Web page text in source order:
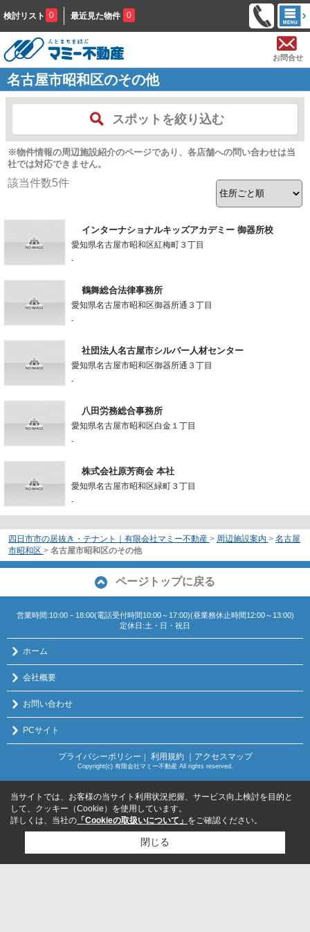
検討リスト 0 最近見た物件 0
お問合せ
名古屋市昭和区のその他
スポットを絞り込む
※物件情報の周辺施設紹介のページであり、各店舗への問い合わせは当
社では対応できません。
該当件数5件
インターナショナルキッズアカデミー 御器所校
愛知県名古屋市昭和区紅梅町３丁目
-
鶴舞総合法律事務所
愛知県名古屋市昭和区御器所通３丁目
-
社団法人名古屋市シルバー人材センター
愛知県名古屋市昭和区御器所通３丁目
-
八田労務総合事務所
愛知県名古屋市昭和区白金１丁目
-
株式会社原芳商会 本社
愛知県名古屋市昭和区緑町３丁目
-
四日市市の居抜き・テナント｜有限会社マミー不動産 > 周辺施設案内 > 名古屋
市昭和区 > 名古屋市昭和区のその他
ページトップに戻る
営業時間:10:00－18:00(電話受付時間10:00～17:00)(昼業務休止時間12:00～13:00)
定休日:土・日・祝日
ホーム
会社概要
お問い合わせ
PCサイト
プライバシーポリシー ｜ 利用規約 ｜アクセスマップ
Copyright(c) 有限会社マミー不動産 All rights reserved.
当サイトでは、お客様の当サイト利用状況把握、サービス向上検討を目的と
して、クッキー（Cookie）を使用しています。
詳しくは、当社の 「Cookieの取扱いについて」 をご確認ください。
閉じる